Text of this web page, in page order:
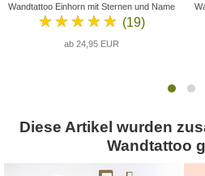
Wandtattoo Einhorn mit Sternen und Name
★★★★★ (19)
ab 24,95 EUR
Diese Artikel wurden
Wandtattoo